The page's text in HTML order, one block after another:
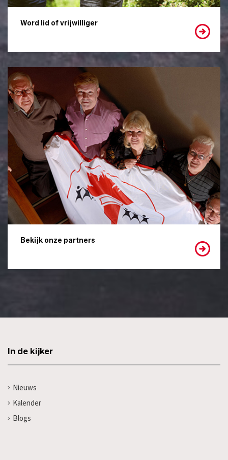
Word lid of vrijwilliger
Bekijk onze partners
In de kijker
Nieuws
Kalender
Blogs